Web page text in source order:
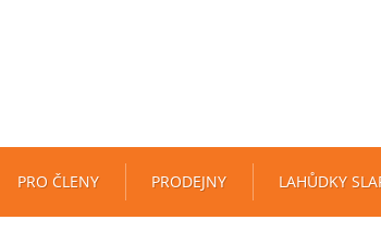
PRO ČLENY PRODEJNY LAHŮDKY